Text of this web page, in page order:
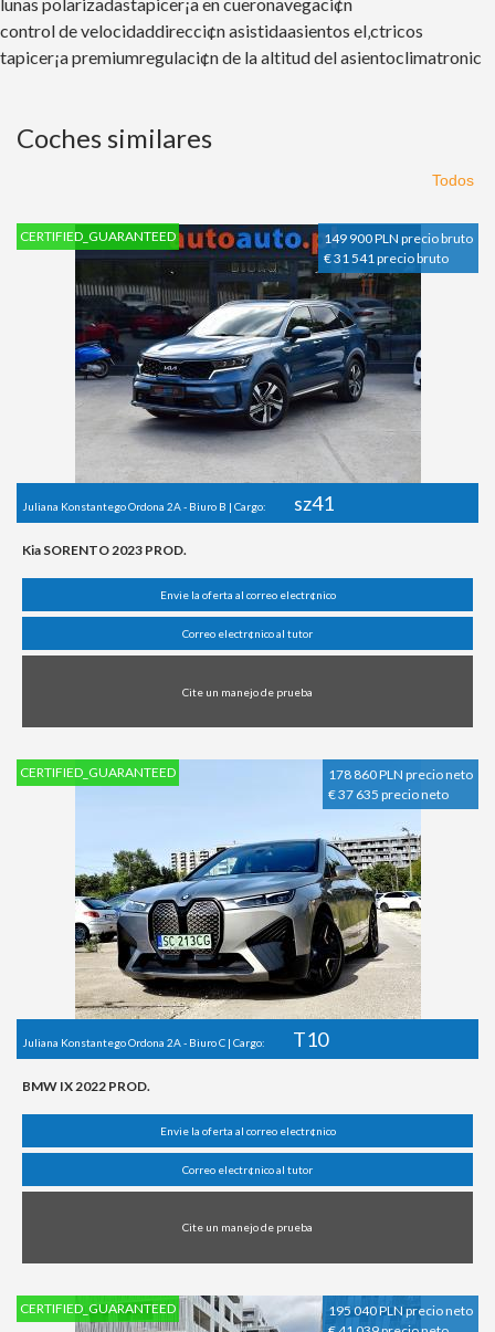
control de velocidaddirecci¢n asistidaasientos el‚ctricos
tapicer¡a premiumregulaci¢n de la altitud del asientoclimatronic
Coches similares
Todos
149 900 PLN precio bruto
€ 31 541 precio bruto
CERTIFIED_GUARANTEED
Juliana Konstantego Ordona 2A - Biuro B | Cargo: sz41
Kia SORENTO 2023 PROD.
Envie la oferta al correo electr¢nico
Correo electr¢nico al tutor
Cite un manejo de prueba
178 860 PLN precio neto
€ 37 635 precio neto
CERTIFIED_GUARANTEED
Juliana Konstantego Ordona 2A - Biuro C | Cargo: T10
BMW IX 2022 PROD.
Envie la oferta al correo electr¢nico
Correo electr¢nico al tutor
Cite un manejo de prueba
195 040 PLN precio neto
CERTIFIED_GUARANTEED